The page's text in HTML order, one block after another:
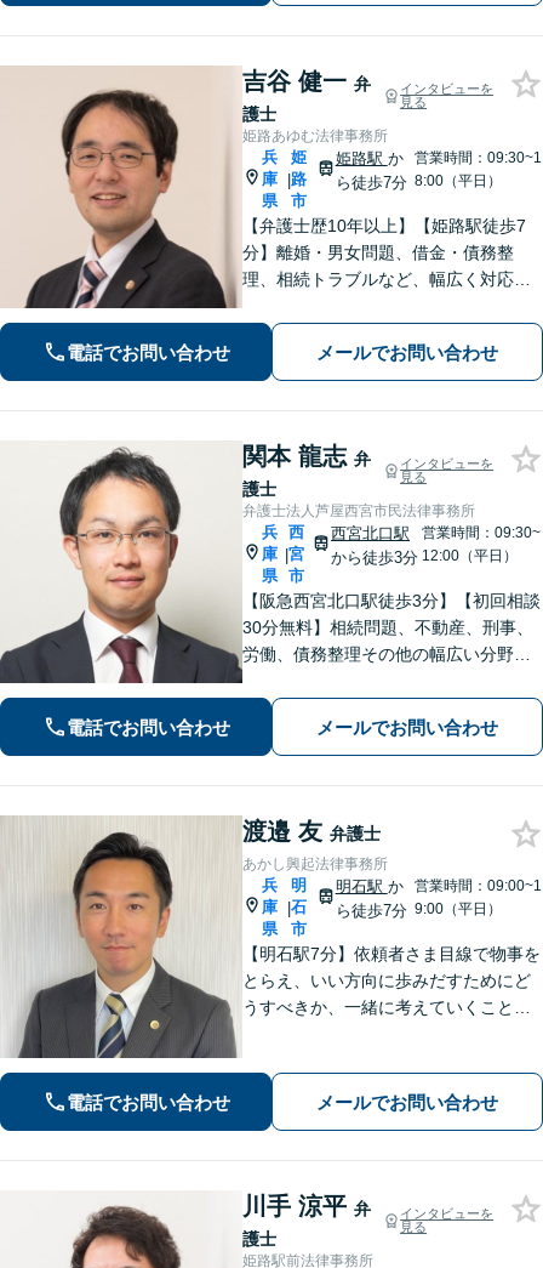
吉谷 健一 弁
護士
インタビューを
見る
姫路あゆむ法律事務所
兵
庫
県
|
姫
路
市
姫路駅 か
ら徒歩7分
営業時間：09:30~1
8:00（平日）
【弁護士歴10年以上】【姫路駅徒歩7
分】離婚・男女問題、借金・債務整
理、相続トラブルなど、幅広く対応可
すい説明を心がけています。依頼者さ
まの置かれている状況と希望に沿った
最善の解決を目指します。
電話でお問い合わせ メールでお問い合わせ
関本 龍志 弁
護士
インタビューを
見る
弁護士法人芦屋西宮市民法律事務所
兵
庫
県
|
西
宮
市
西宮北口駅
から徒歩3分
営業時間：09:30~
12:00（平日）
【阪急西宮北口駅徒歩3分】【初回相談
30分無料】相続問題、不動産、刑事、
労働、債務整理その他の幅広い分野に
調べて皆様それぞれの問題に合った解
決策をご提案していきます。まずはご
相談を。【完全個室で対応】【バリア
フリー】
電話でお問い合わせ メールでお問い合わせ
渡邉 友 弁護士
あかし興起法律事務所
兵
庫
県
|
明
石
市
明石駅 か
ら徒歩7分
営業時間：09:00~1
9:00（平日）
【明石駅7分】依頼者さま目線で物事を
とらえ、いい方向に歩みだすためにど
うすべきか、一緒に考えていくことを
ルなど【Web相談可】【離婚・相続問
題の初回相談無料】【夜間面談可】
電話でお問い合わせ メールでお問い合わせ
川手 涼平 弁
護士
インタビューを
見る
姫路駅前法律事務所